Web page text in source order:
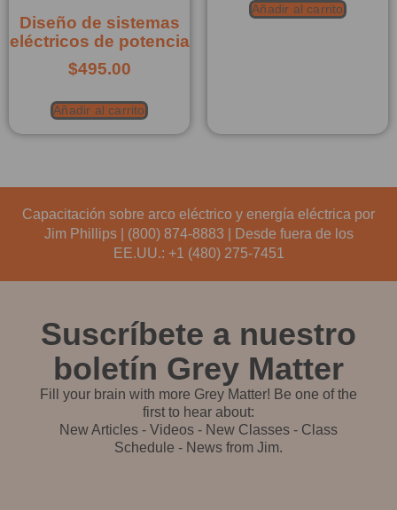
Diseño de sistemas
eléctricos de potencia
$495.00
Añadir al carrito
Añadir al carrito
Capacitación sobre arco eléctrico y energía eléctrica por
Jim Phillips | (800) 874-8883 | Desde fuera de los
EE.UU.: +1 (480) 275-7451
Suscríbete a nuestro
boletín Grey Matter
Fill your brain with more Grey Matter! Be one of the
first to hear about:
New Articles - Videos - New Classes - Class
Schedule - News from Jim.